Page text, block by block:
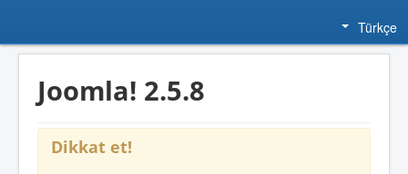
Türkçe
Joomla! 2.5.8
Dikkat et!